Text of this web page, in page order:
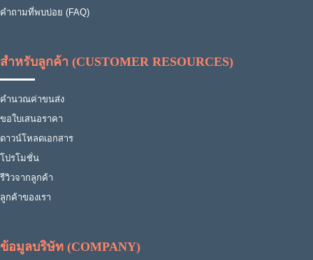
คำถามที่พบบ่อย (FAQ)
สำหรับลูกค้า (CUSTOMER RESOURCES)
คำนวณค่าขนส่ง
ขอใบเสนอราคา
ดาวน์โหลดเอกสาร
โปรโมชั่น
รีวิวจากลูกค้า
ลูกค้าของเรา
ข้อมูลบริษัท (COMPANY)